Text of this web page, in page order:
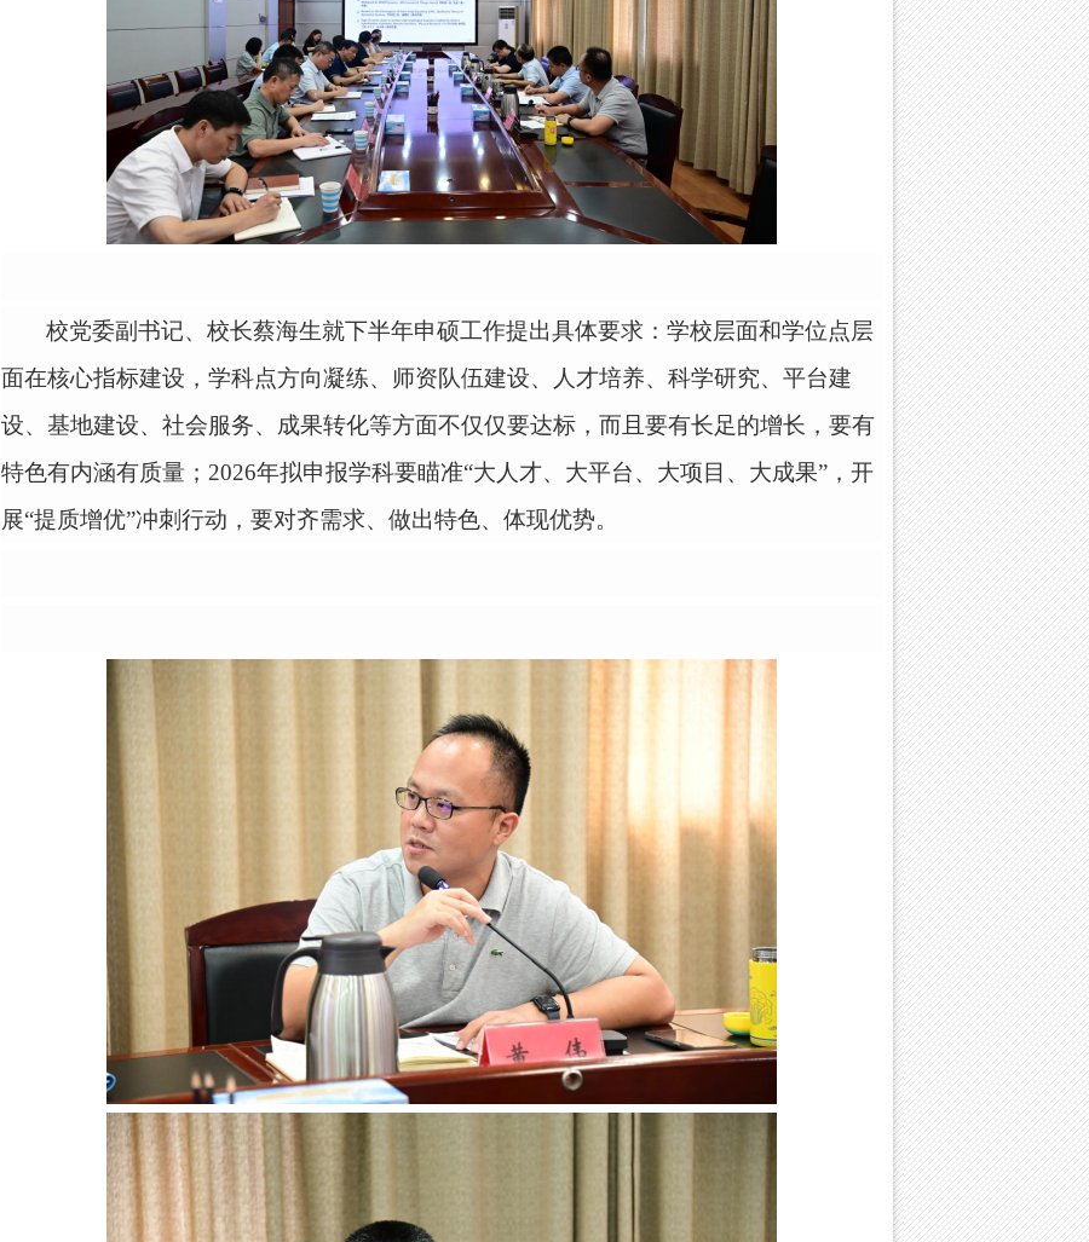
校党委副书记、校长蔡海生就下半年申硕工作提出具体要求：学校层面和学位点层
面在核心指标建设，学科点方向凝练、师资队伍建设、人才培养、科学研究、平台建
设、基地建设、社会服务、成果转化等方面不仅仅要达标，而且要有长足的增长，要有
特色有内涵有质量； 2026年拟申报学科要瞄准“大人才、大平台、大项目、大成果” ，开
展“提质增优”冲刺行动 ，要对齐需求、做出特色、体现优势。